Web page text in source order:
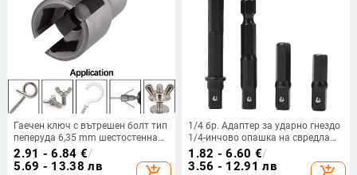
Гаечен ключ с вътрешен болт тип
пеперуда 6,35 mm шестостенна
опашка Адаптерна гайка за
вложка за електроинструмент
2.91 - 6.84 €/
5.69 - 13.38 лв
1/4 бр. Адаптер за ударно гнездо
1/4-инчово опашка на свредла
Удължителен прът за ударна
отвертка Шестостенна опашка
1.82 - 6.60 €/
3.56 - 12.91 лв